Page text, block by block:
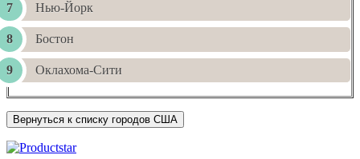
Нью-Йорк
Бостон
Оклахома-Сити
Вернуться к списку городов США